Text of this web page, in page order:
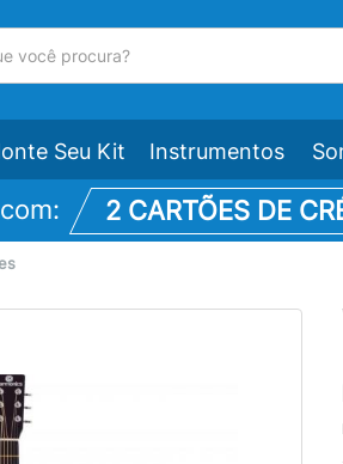
Seu Kit Instrumentos
2 CARTÕES DE